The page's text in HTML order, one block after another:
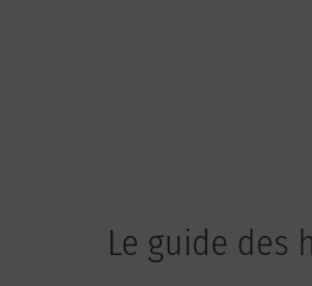
Le guide des